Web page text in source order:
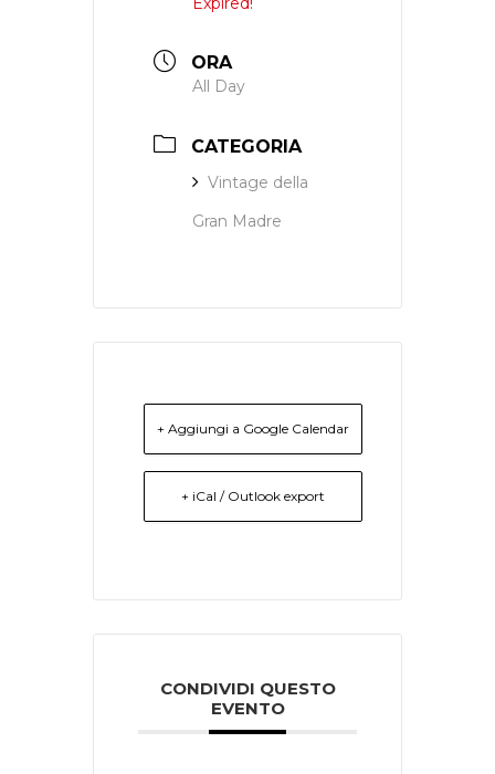
ORA
All Day
CATEGORIA
Vintage della
Gran Madre
+ Aggiungi a Google Calendar
+ iCal / Outlook export
CONDIVIDI QUESTO
EVENTO